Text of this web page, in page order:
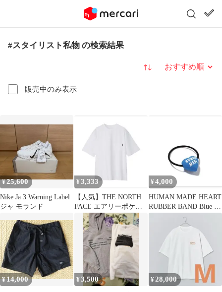
#スタイリスト私物 の検索結果
販売中のみ表示
並び替え
¥25,600
Nike Ja 3 Warning Label
ジャ モランド
¥ 3,333
【人気】THE NORTH
FACE エアリーポケッ
トT 清涼速乾
¥ 4,000
HUMAN MADE HEART
RUBBER BAND Blue ヘ
アゴム
¥14,000 ¥3,500 ¥28,000